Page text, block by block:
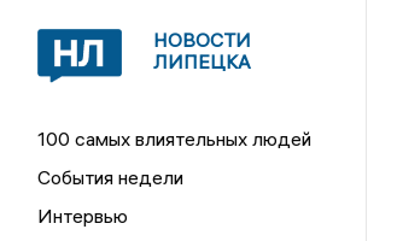
НОВОСТИ
ЛИПЕЦКА
100 самых влиятельных людей
События недели
Интервью